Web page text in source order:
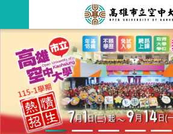
最新消息
全部公告
教務公告
關於本校
空大簡介
行政單位